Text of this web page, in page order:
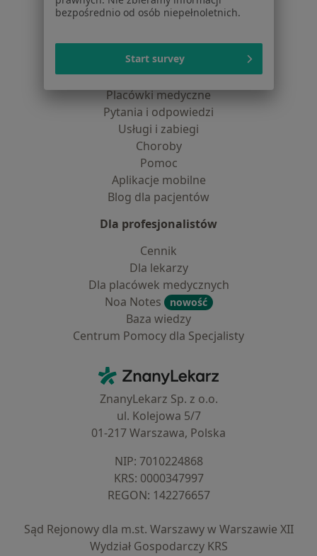
Centrum prasowe
Kontakt
Lekarze
Placówki medyczne
Pytania i odpowiedzi
Usługi i zabiegi
Choroby
Pomoc
Aplikacje mobilne
Blog dla pacjentów
Dla profesjonalistów
Cennik
Dla lekarzy
Dla placówek medycznych
Noa Notes
nowość
Baza wiedzy
Centrum Pomocy dla Specjalisty
ZnanyLekarz - Strona główna
ZnanyLekarz Sp. z o.o.
ul. Kolejowa 5/7
01-217 Warszawa, Polska
NIP: ⁠7010224868
KRS: ⁠0000347997
REGON: ⁠142276657
Sąd Rejonowy dla m.st. Warszawy w Warszawie XII
Wydział Gospodarczy KRS
bezpośrednio od osób niepełnoletnich.
Start survey